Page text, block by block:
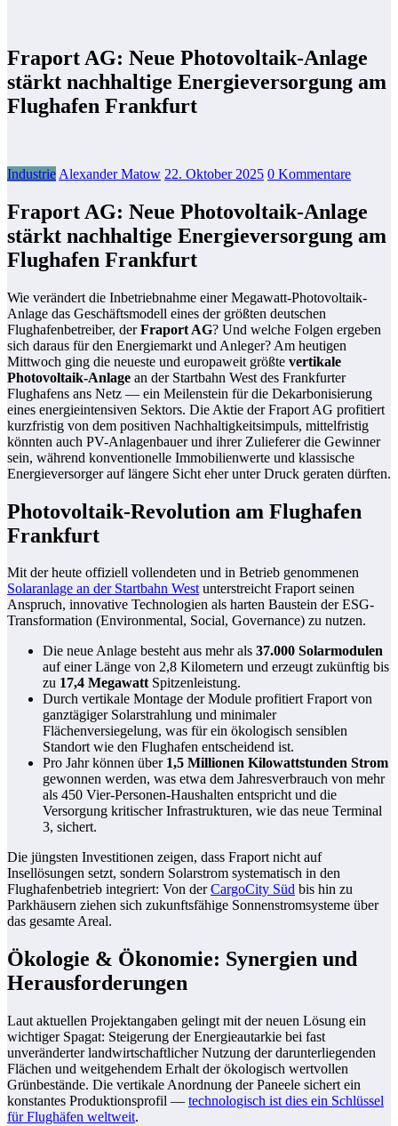
Fraport AG: Neue Photovoltaik-Anlage
stärkt nachhaltige Energieversorgung am
Flughafen Frankfurt
Industrie Alexander Matow 22. Oktober 2025 0 Kommentare
Fraport AG: Neue Photovoltaik-Anlage
stärkt nachhaltige Energieversorgung am
Flughafen Frankfurt
Wie verändert die Inbetriebnahme einer Megawatt-Photovoltaik-
Anlage das Geschäftsmodell eines der größten deutschen
Flughafenbetreiber, derFraport AG? Und welche Folgen ergeben
sich daraus für den Energiemarkt und Anleger? Am heutigen
Mittwoch ging die neueste und europaweit größte vertikale
Photovoltaik-Anlage an der Startbahn West des Frankfurter
Flughafens ans Netz — ein Meilenstein für die Dekarbonisierung
eines energieintensiven Sektors. Die Aktie der Fraport AG profitiert
kurzfristig von dem positiven Nachhaltigkeitsimpuls, mittelfristig
könnten auch PV-Anlagenbauer und ihrer Zulieferer die Gewinner
sein, während konventionelle Immobilienwerte und klassische
Energieversorger auf längere Sicht eher unter Druck geraten dürften.
Photovoltaik-Revolution am Flughafen
Frankfurt
Mit der heute offiziell vollendeten und in Betrieb genommenen
Solaranlage an der Startbahn Westunterstreicht Fraport seinen
Anspruch, innovative Technologien als harten Baustein der ESG-
Transformation (Environmental, Social, Governance) zu nutzen.
Die neue Anlage besteht aus mehr als 37.000 Solarmodulen
auf einer Länge von 2,8 Kilometern und erzeugt zukünftig bis
zu 17,4 MegawattSpitzenleistung.
Durch vertikale Montage der Module profitiert Fraport von
ganztägiger Solarstrahlung und minimaler
Flächenversiegelung, was für ein ökologisch sensiblen
Standort wie den Flughafen entscheidend ist.
Pro Jahr können über 1,5 Millionen Kilowattstunden Strom
gewonnen werden, was etwa dem Jahresverbrauch von mehr
als 450 Vier-Personen-Haushalten entspricht und die
Versorgung kritischer Infrastrukturen, wie das neue Terminal
3, sichert.
Die jüngsten Investitionen zeigen, dass Fraport nicht auf
Insellösungen setzt, sondern Solarstrom systematisch in den
Flughafenbetrieb integriert: Von derCargoCity Süd bis hin zu
Parkhäusern ziehen sich zukunftsfähige Sonnenstromsysteme über
das gesamte Areal.
Ökologie & Ökonomie: Synergien und
Herausforderungen
Laut aktuellen Projektangaben gelingt mit der neuen Lösung ein
wichtiger Spagat: Steigerung der Energieautarkie bei fast
unveränderter landwirtschaftlicher Nutzung der darunterliegenden
Flächen und weitgehendem Erhalt der ökologisch wertvollen
Grünbestände. Die vertikale Anordnung der Paneele sichert ein
konstantes Produktionsprofil — technologisch ist dies ein Schlüssel
für Flughäfen weltweit.